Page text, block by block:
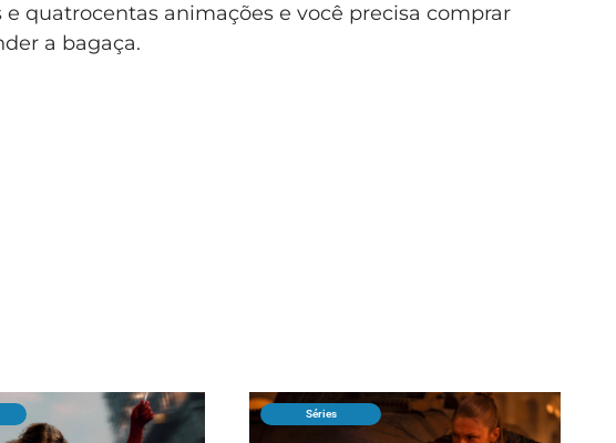
quatrocentas animações e você precisa comprar
a bagaça.
Séries